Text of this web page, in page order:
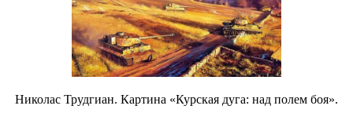
Николас Трудгиан. Картина «Курская дуга: над полем боя».